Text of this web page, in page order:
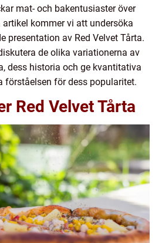
mat- och bakentusiaster över
artikel kommer vi att undersöka
presentation av Red Velvet Tårta.
de olika variationerna av
dess historia och ge kvantitativa
förståelsen för dess popularitet.
Red Velvet Tårta